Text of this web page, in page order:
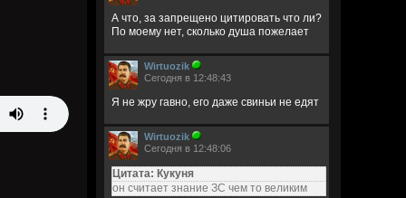
А что, за запрещено цитировать что ли?
По моему нет, сколько душа пожелает
Wirtuozik
Сегодня в 12:48:43
Я не жру гавно, его даже свиньи не едят
Wirtuozik
Сегодня в 12:48:06
Цитата: Кукуня
он считает знание ЗС чем то великим